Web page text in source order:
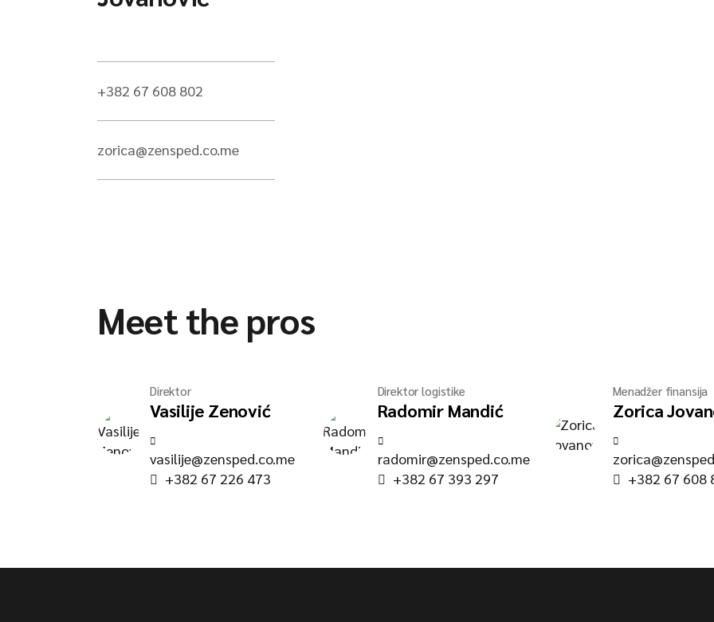
+382 67 608 802
zorica@zensped.co.me
Meet the pros
Direktor
Vasilije Zenović
vasilije@zensped.co.me
+382 67 226 473
Direktor logistike
Radomir Mandić
radomir@zensped.co.me
+382 67 393 297
Menadžer finansija
Zorica
+382 67 608